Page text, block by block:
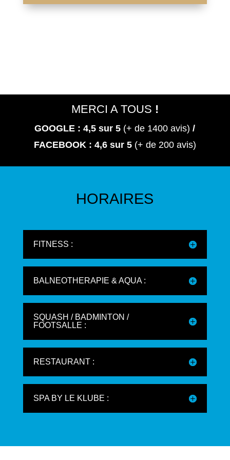
MERCI A TOUS !
GOOGLE : 4,5sur 5 (+ de 1400 avis) /
FACEBOOK : 4,6 sur 5 (+ de 200 avis)
HORAIRES
FITNESS :
BALNEOTHERAPIE & AQUA :
SQUASH / BADMINTON /
FOOTSALLE :
RESTAURANT :
SPA BY LE KLUBE :